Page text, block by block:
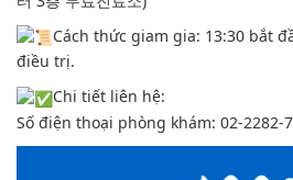
Cách thức giam gia: 13:30 bắt
điều trị.
Chi tiết liên hệ:
Số điện thoại phòng khám: 02-2282-